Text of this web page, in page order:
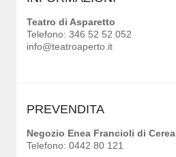
Teatro di Asparetto
Telefono: 346 52 52 052
info@teatroaperto.it
PREVENDITA
Negozio Enea Francioli di Cerea
Telefono: 0442 80 121